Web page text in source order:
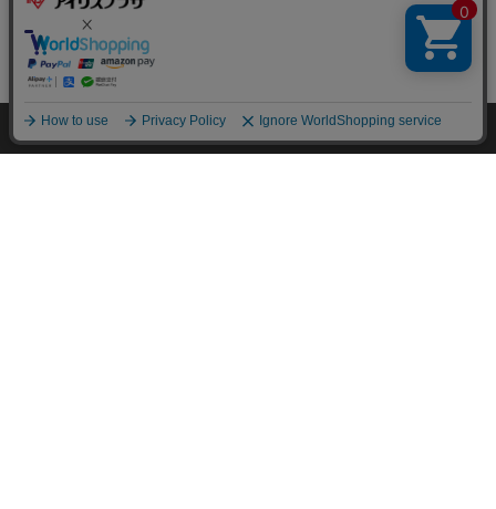
ゲーミングチェアのイス・チェア
HOME 寝具・インテリア イス・チェア オフ
HOME 探す ログイン お気に入り お知らせ